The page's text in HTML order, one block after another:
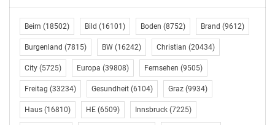
Beim (18502) Bild (16101) Boden (8752) Brand (9612)
Burgenland (7815) BW (16242) Christian (20434)
City (5725) Europa (39808) Fernsehen (9505)
Freitag (33234) Gesundheit (6104) Graz (9934)
Haus (16810) HE (6509) Innsbruck (7225)